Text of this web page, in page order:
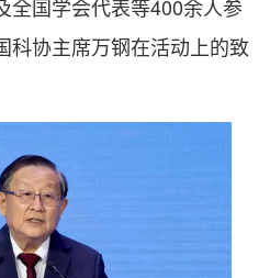
全国学会代表等400余人参
科协主席万钢在活动上的致